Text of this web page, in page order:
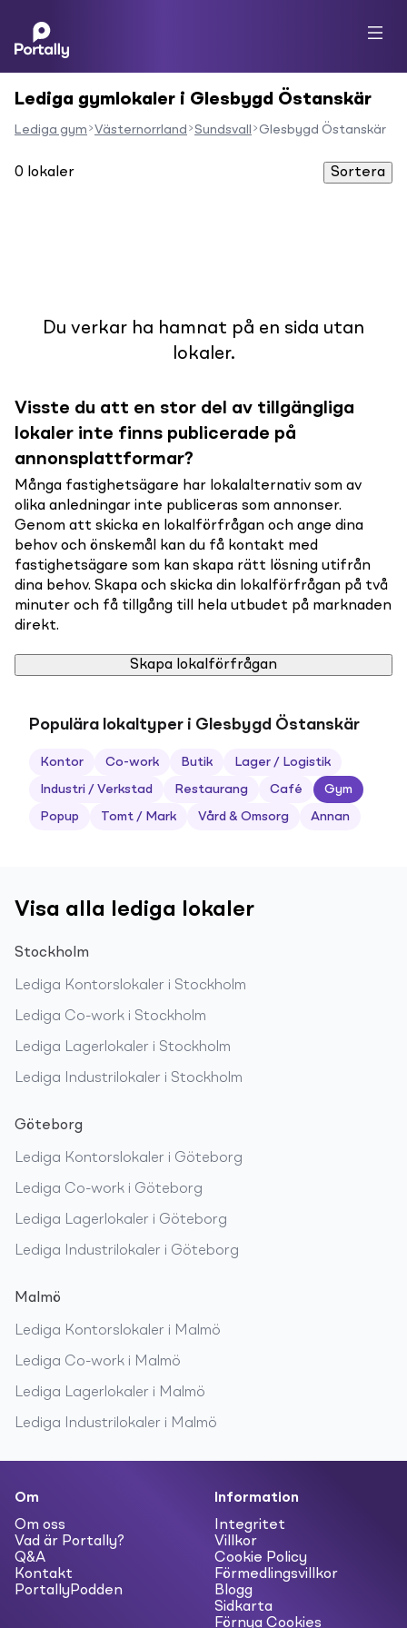
Lediga gymlokaler i Glesbygd Östanskär
Lediga gym Västernorrland Sundsvall Glesbygd Östanskär
0 lokaler Sortera
Du verkar ha hamnat på en sida utan
lokaler.
Visste du att en stor del av tillgängliga
lokaler inte finns publicerade på
annonsplattformar?
Många fastighetsägare har lokalalternativ som av
olika anledningar inte publiceras som annonser.
Genom att skicka en lokalförfrågan och ange dina
behov och önskemål kan du få kontakt med
fastighetsägare som kan skapa rätt lösning utifrån
dina behov. Skapa och skicka din lokalförfrågan på två
minuter och få tillgång till hela utbudet på marknaden
direkt.
Skapa lokalförfrågan
Populära lokaltyper i Glesbygd Östanskär
Kontor Co-work Butik Lager / Logistik
Industri / Verkstad Restaurang Café Gym
Popup Tomt / Mark Vård & Omsorg Annan
Visa alla lediga lokaler
Stockholm
Lediga Kontorslokaler i Stockholm
Lediga Co-work i Stockholm
Lediga Lagerlokaler i Stockholm
Lediga Industrilokaler i Stockholm
Göteborg
Lediga Kontorslokaler i Göteborg
Lediga Co-work i Göteborg
Lediga Lagerlokaler i Göteborg
Lediga Industrilokaler i Göteborg
Malmö
Lediga Kontorslokaler i Malmö
Lediga Co-work i Malmö
Lediga Lagerlokaler i Malmö
Lediga Industrilokaler i Malmö
Om
Om oss
Vad är Portally?
Q&A
Kontakt
PortallyPodden
Information
Integritet
Villkor
Cookie Policy
Förmedlingsvillkor
Blogg
Sidkarta
Förnya Cookies